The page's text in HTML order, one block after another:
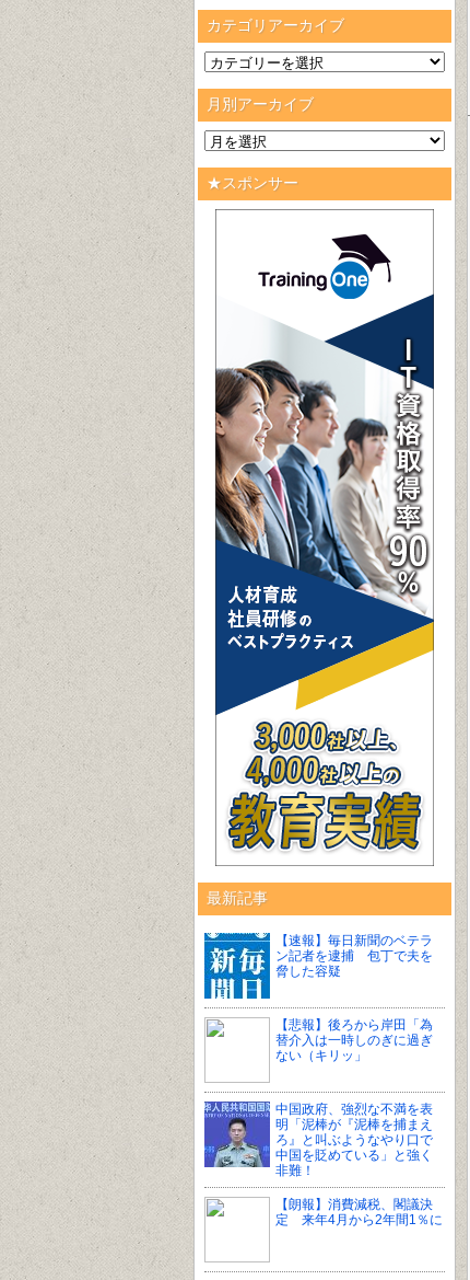
カテゴリアーカイブ
月別アーカイブ
★スポンサー
最新記事
【速報】毎日新聞のベテラ
ン記者を逮捕 包丁で夫を
脅した容疑
【悲報】後ろから岸田「為
替介入は一時しのぎに過ぎ
ない（キリッ」
中国政府、強烈な不満を表
明「泥棒が『泥棒を捕まえ
ろ』と叫ぶようなやり口で
中国を貶めている」と強く
非難！
【朗報】消費減税、閣議決
定 来年4月から2年間1％に